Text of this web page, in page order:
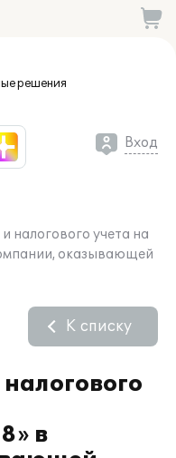
решения
Вход
налогового учета на
оказывающей
в
К списку